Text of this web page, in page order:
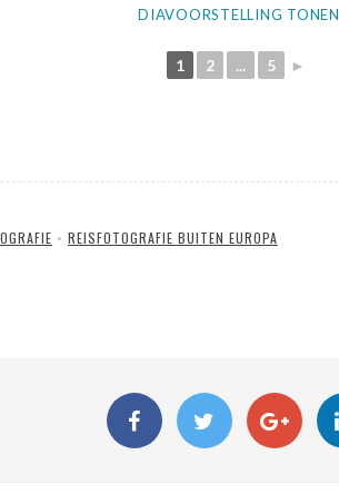
DIAVOORSTELLING TONEN
1 2 ... 5 ►
• REISFOTOGRAFIE BUITEN EUROPA